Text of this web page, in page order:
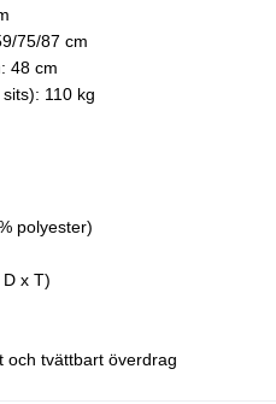
75/87 cm
48 cm
110 kg
polyester)
x T)
och tvättbart överdrag